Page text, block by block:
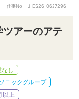
仕事No J-ES26-0627296
アーのアテ
なし
ニックグループ
以上